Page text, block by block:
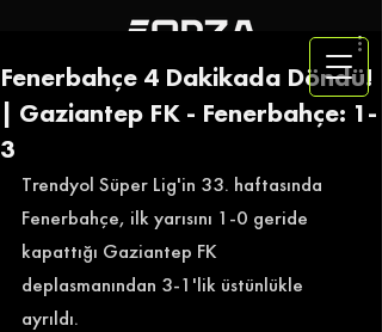
Fenerbahçe 4 Dakikada Döndü!
| Gaziantep FK - Fenerbahçe: 1-
3
Trendyol Süper Lig'in 33. haftasında
Fenerbahçe, ilk yarısını 1-0 geride
kapattığı Gaziantep FK
deplasmanından 3-1'lik üstünlükle
ayrıldı.